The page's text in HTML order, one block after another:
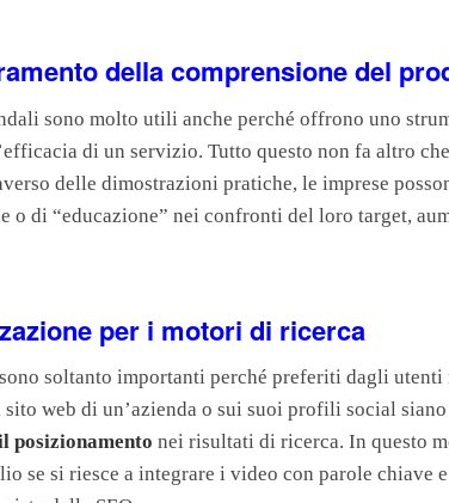
della comprensione del
sono molto utili anche perché offrono uno
di un servizio. Tutto questo non fa altro
delle dimostrazioni pratiche, le imprese
o di “educazione” nei confronti del loro target,
per i motori di ricerca
soltanto importanti perché preferiti dagli
sito web di un’azienda o sui suoi profili social
posizionamento nei risultati di ricerca. In questo
se si riesce a integrare i video con parole chiave